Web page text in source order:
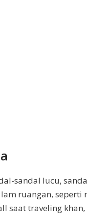
sandal lucu,
ruangan, seperti
saat traveling